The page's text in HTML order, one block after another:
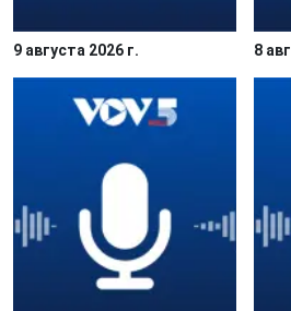
9 августа 2026 г. 8